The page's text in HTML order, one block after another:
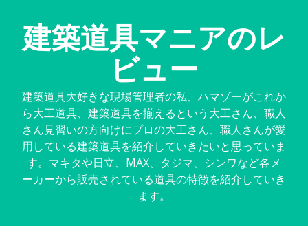
建築道具マニアのレ
ビュー
建築道具大好きな現場管理者の私、ハマゾーがこれか
ら大工道具、建築道具を揃えるという大工さん、職人
さん見習いの方向けにプロの大工さん、職人さんが愛
用している建築道具を紹介していきたいと思っていま
す。マキタや日立、MAX、タジマ、シンワなど各メ
ーカーから販売されている道具の特徴を紹介していき
ます。